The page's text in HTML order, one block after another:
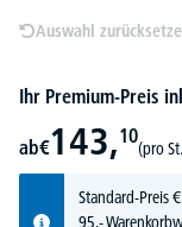
Auswahl
Ihr Premium-Preis
ab€143,10
(pro
Standard-Preis€
95,-